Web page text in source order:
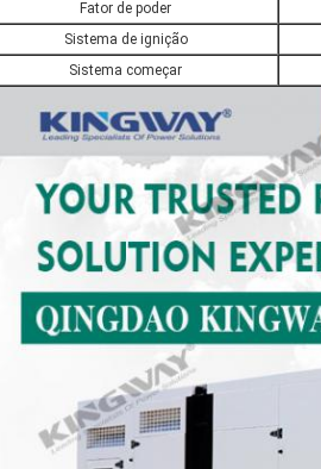
Fator de poder
Sistema de ignição
Sistema começar